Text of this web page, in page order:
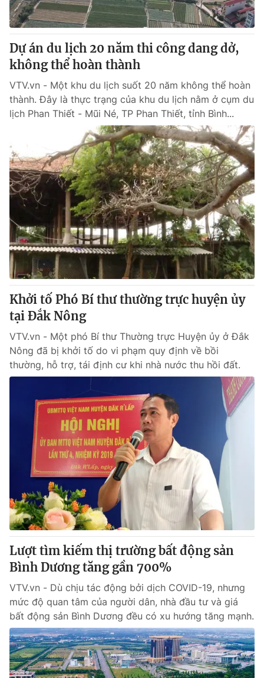
VTV4 Vươn mình bằng AI
VTV9 VTV8
Liên hệ tòa soạn
Theo dõi báo trên
Cơ quan chủ quản:Đài Truyền hình Việt Nam
Cơ quan báo chí: Thời báo VTV
Giấy phép hoạt động báo in và báo điện tử số 483/GP-BTTTT
cấp ngày 29/12/2023
Tổng Biên tập: Vũ Thanh Thủy
Phó Tổng Biên tập:Nguyễn Thị Mỹ Hạnh, Phạm Quốc Thắng,
Nguyễn Trọng Ninh
Tổng đài VTV:024.38 355 931 - 024.38 355 932
Ðiện thoại Thời báo VTV:
024.66 897 897
Email: toasoan@vtv.vn
Liên hệ quảng cáo:024-7300.7108
® Cấm sao chép dưới mọi hình thức nếu không có sự chấp
thuận bằng văn bản. Ghi rõ nguồn VTV.vn khi phát hành lại
thông tin từ website này.
Dự án du lịch 20 năm thi công dang dở,
không thể hoàn thành
VTV.vn - Một khu du lịch suốt 20 năm không thể hoàn
thành. Đây là thực trạng của khu du lịch nằm ở cụm du
lịch Phan Thiết - Mũi Né, TP Phan Thiết, tỉnh Bình...
Khởi tố Phó Bí thư thường trực huyện ủy
tại Đắk Nông
VTV.vn - Một phó Bí thư Thường trực Huyện ủy ở Đắk
Nông đã bị khởi tố do vi phạm quy định về bồi
thường, hỗ trợ, tái định cư khi nhà nước thu hồi đất.
Lượt tìm kiếm thị trường bất động sản
Bình Dương tăng gần 700%
VTV.vn - Dù chịu tác động bởi dịch COVID-19, nhưng
mức độ quan tâm của người dân, nhà đầu tư và giá
bất động sản Bình Dương đều có xu hướng tăng mạnh.